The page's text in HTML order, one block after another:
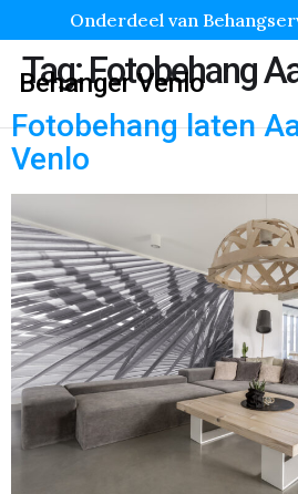
Onderdeel van
Behanger Venlo
Tag:Fotobehang
Fotobehang laten
Venlo